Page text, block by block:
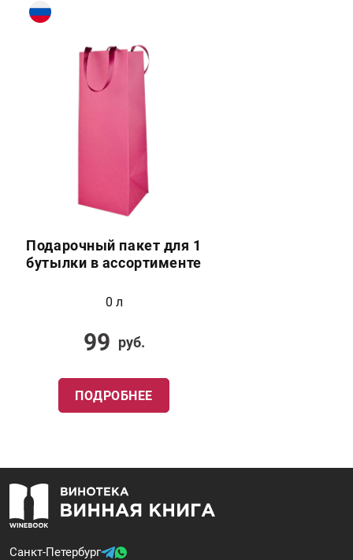
Подарочный пакет для 1
бутылки в ассортименте
0 л
99 руб.
ПОДРОБНЕЕ
Санкт-Петербург